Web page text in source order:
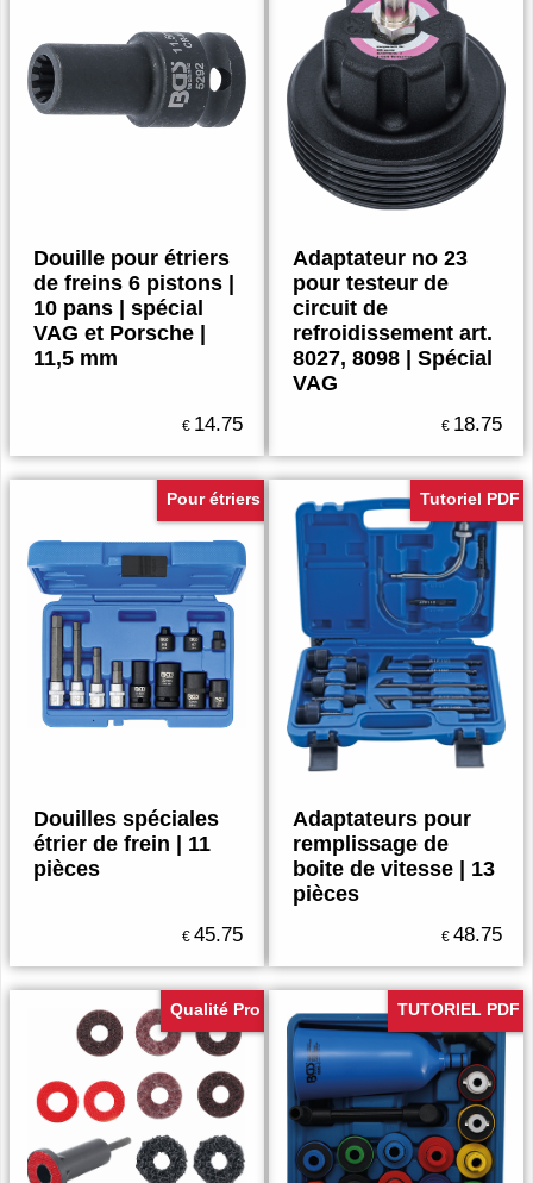
Douille pour étriers
de freins 6 pistons |
10 pans | spécial
VAG et Porsche |
11,5 mm
€ 14.75
Adaptateur no 23
pour testeur de
circuit de
refroidissement art.
8027, 8098 | Spécial
VAG
€ 18.75
Pour étriers
Douilles spéciales
étrier de frein | 11
pièces
€ 45.75
Tutoriel PDF
Adaptateurs pour
remplissage de
boite de vitesse | 13
pièces
€ 48.75
Qualité Pro TUTORIEL PDF